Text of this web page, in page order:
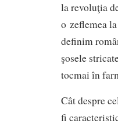
la revoluţia
o zeflemea
definim
şosele
tocmai în
Cât despre
fi